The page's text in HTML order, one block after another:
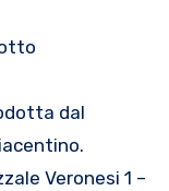
dal
Veronesi 1 –